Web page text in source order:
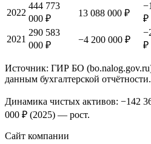
2022
444 773
000 ₽
13 088 000 ₽
₽
2021
290 583
000 ₽
−4 200 000 ₽
₽
Источник: ГИР БО
данным бухгалтерской отчётности.
Динамика чистых активов: −142
000 ₽ (2025) — рост.
Сайт компании